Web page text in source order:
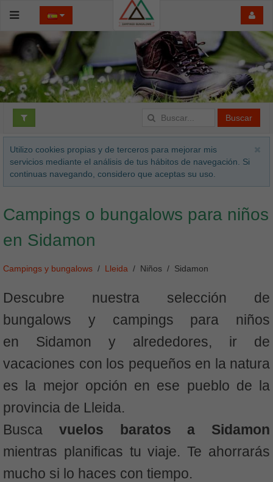
Buscar
Utilizo cookies propias y de terceros para mejorar mis
servicios mediante el análisis de tus hábitos de navegación. Si
continuas navegando, considero que aceptas su uso.
Campings o bungalows para niños
en Sidamon
Campings y bungalows Lleida Niños Sidamon
Descubre nuestra selección de
bungalows y campings para niños
en Sidamon y alrededores, ir de
vacaciones con los pequeños en la natura
es la mejor opción en ese pueblo de la
provincia de Lleida.
Busca vuelos baratos a Sidamon
mientras planificas tu viaje. Te ahorrarás
mucho si lo haces con tiempo.